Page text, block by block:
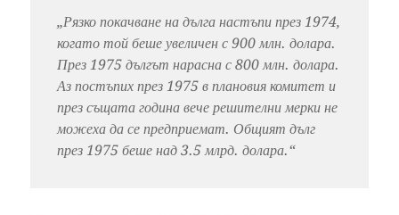
„Рязко покачване на дълга настъпи през 1974,
когато той беше увеличен с 900 млн. долара.
През 1975 дългът нарасна с 800 млн. долара.
Аз постъпих през 1975 в плановия комитет и
през същата година вече решителни мерки не
можеха да се предприемат. Общият дълг
през 1975 беше над 3.5 млрд. долара.“